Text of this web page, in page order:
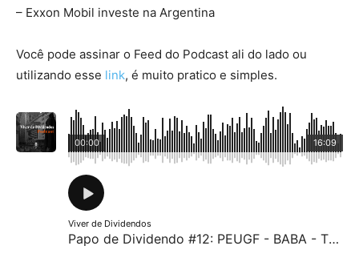
– Exxon Mobil investe na Argentina
Você pode assinar o Feed do Podcast ali do lado ou
utilizando esse link, é muito pratico e simples.
16:09
00:00
Viver de Dividendos
Papo de Dividendo #12: PEUGF - BABA - TM - APPL - DBOEY - BAYRY - FB - WMT - TWTR - SBUX - XOM